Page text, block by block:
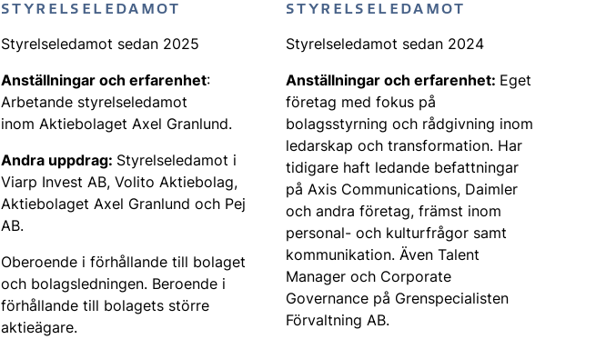
STYRELSELEDAMOT
Styrelseledamot sedan 2025
Anställningar och erfarenhet:
Arbetande styrelseledamot
inom Aktiebolaget Axel Granlund.
Andra uppdrag: Styrelseledamot i
Viarp Invest AB, Volito Aktiebolag,
Aktiebolaget Axel Granlund och Pej
AB.
Oberoende i förhållande till bolaget
och bolagsledningen. Beroende i
förhållande till bolagets större
aktieägare.
STYRELSELEDAMOT
Styrelseledamot sedan 2024
Anställningar och erfarenhet: Eget
företag med fokus på
bolagsstyrning och rådgivning inom
ledarskap och transformation. Har
tidigare haft ledande befattningar
på Axis Communications, Daimler
och andra företag, främst inom
personal- och kulturfrågor samt
kommunikation. Även Talent
Manager och Corporate
Governance på Grenspecialisten
Förvaltning AB.